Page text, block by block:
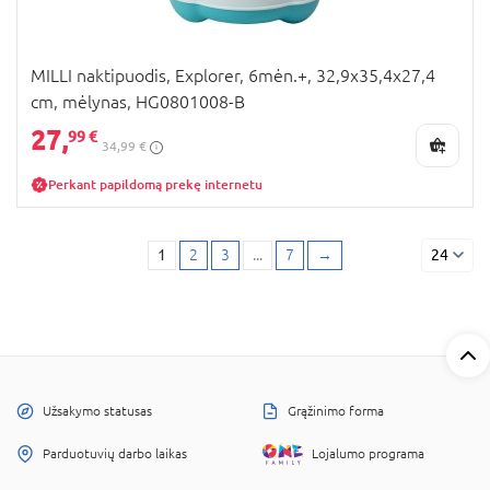
MILLI naktipuodis, Explorer, 6mėn.+, 32,9x35,4x27,4
cm, mėlynas, HG0801008-B
27,99 €
34,99 €
Perkant papildomą prekę internetu
1 2 3 ... 7 → 24
Užsakymo statusas Grąžinimo forma
Parduotuvių darbo laikas Lojalumo programa